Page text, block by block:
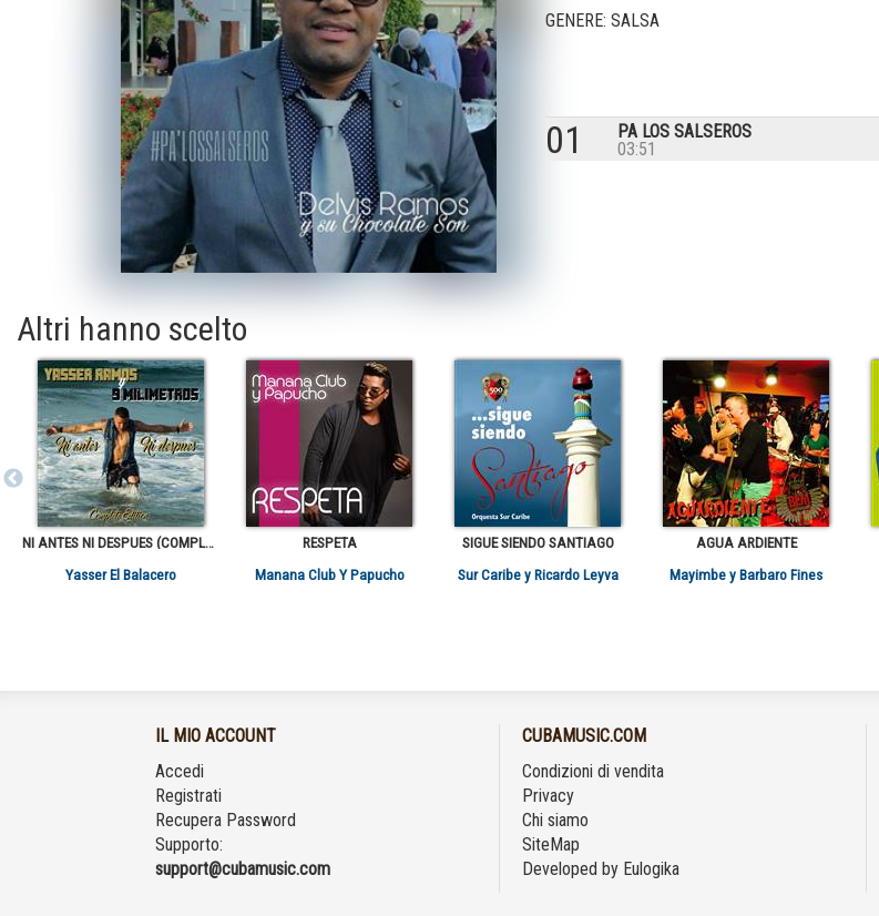
GENERE: SALSA
01
PA LOS SALSEROS
03:51
Altri hanno scelto
NI ANTES NI DESPUES (COMPLETE EDITION)
Yasser El Balacero
RESPETA
Manana Club Y Papucho
SIGUE SIENDO SANTIAGO
Sur Caribe y Ricardo Leyva
AGUA ARDIENTE
Mayimbe y Barbaro Fines
IL MIO ACCOUNT
Accedi
Registrati
Recupera Password
Supporto:
support@cubamusic.com
CUBAMUSIC.COM
Condizioni di vendita
Privacy
Chi siamo
SiteMap
Developed by Eulogika